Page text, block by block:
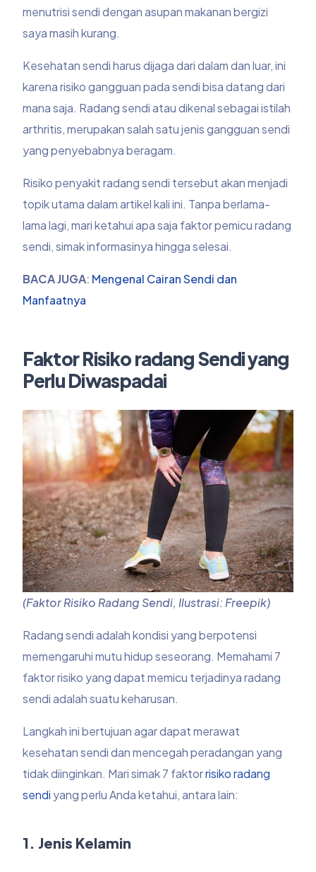
menutrisi sendi dengan asupan makanan bergizi
saya masih kurang.
Kesehatan sendi harus dijaga dari dalam dan luar, ini
karena risiko gangguan pada sendi bisa datang dari
mana saja. Radang sendi atau dikenal sebagai istilah
arthritis, merupakan salah satu jenis gangguan sendi
yang penyebabnya beragam.
Risiko penyakit radang sendi tersebut akan menjadi
topik utama dalam artikel kali ini. Tanpa berlama-
lama lagi, mari ketahui apa saja faktor pemicu radang
sendi, simak informasinya hingga selesai.
BACAJUGA: Mengenal Cairan Sendi dan
Manfaatnya
Faktor Risiko radang Sendi yang
Perlu Diwaspadai
(Faktor Risiko Radang Sendi, Ilustrasi: Freepik)
Radang sendi adalah kondisi yang berpotensi
memengaruhi mutu hidup seseorang. Memahami 7
faktor risiko yang dapat memicu terjadinya radang
sendi adalah suatu keharusan.
Langkah ini bertujuan agar dapat merawat
kesehatan sendi dan mencegah peradangan yang
tidak diinginkan. Mari simak 7 faktorrisiko radang
sendi yang perlu Anda ketahui, antara lain:
1. Jenis Kelamin